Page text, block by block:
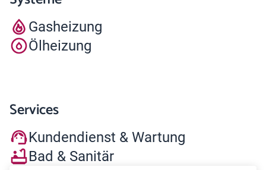
Gasheizung
Ölheizung
Services
Kundendienst & Wartung
Bad & Sanitär